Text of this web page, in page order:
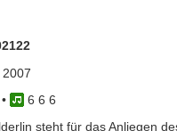
2007
•
6 6 6
steht für das Anliegen